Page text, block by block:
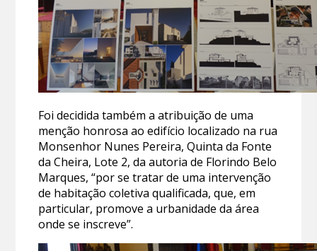
Foi decidida também a atribuição de uma
menção honrosa ao edifício localizado na rua
Monsenhor Nunes Pereira, Quinta da Fonte
da Cheira, Lote 2, da autoria de Florindo Belo
Marques, “por se tratar de uma intervenção
de habitação coletiva qualificada, que, em
particular, promove a urbanidade da área
onde se inscreve”.